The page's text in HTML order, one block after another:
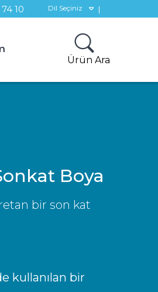
10 Dil Seçiniz
Ürün Ara
Boya
bir son kat
kullanılan bir